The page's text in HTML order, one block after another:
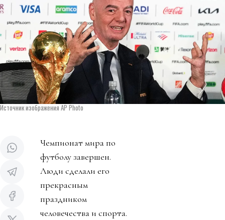
Источник изображения AP Photo
Чемпионат мира по
футболу завершен.
Люди сделали его
прекрасным
праздником
человечества и спорта.